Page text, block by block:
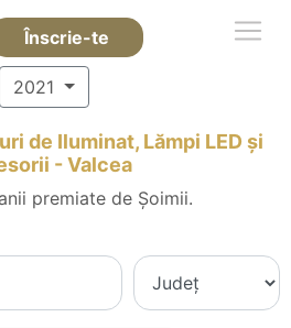
Înscrie-te
2021
de Iluminat, Lămpi LED și
- Valcea
premiate de Șoimii.